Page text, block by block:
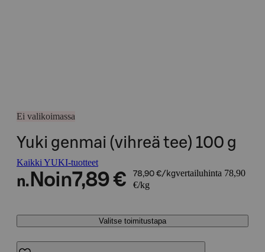
Ei valikoimassa
Yuki genmai (vihreä tee) 100 g
Kaikki YUKI-tuotteet
n. Noin7,89 € 78,90 €/kgvertailuhinta 78,90
€/kg
Valitse toimitustapa